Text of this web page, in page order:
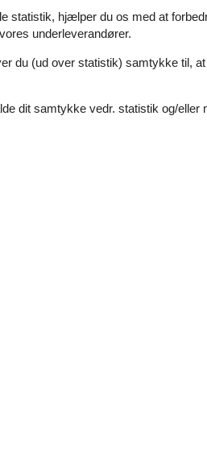
statistik, hjælper du os med at
underleverandører.
du (ud over statistik) samtykke til,
dit samtykke vedr. statistik og/eller